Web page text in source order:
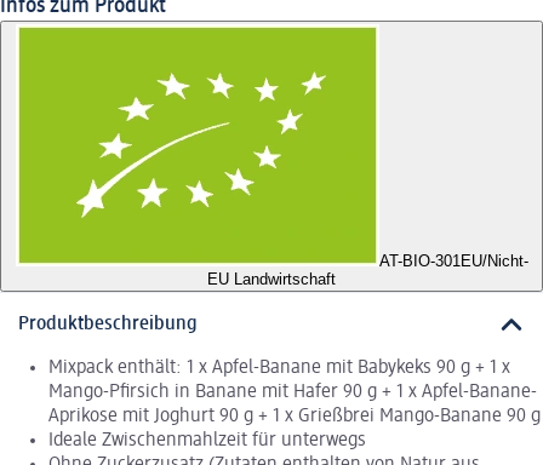
Infos zum Produkt
AT-BIO-301 EU/Nicht-
EU Landwirtschaft
Produktbeschreibung
Mixpack enthält: 1 x Apfel-Banane mit Babykeks 90 g + 1 x
Mango-Pfirsich in Banane mit Hafer 90 g + 1 x Apfel-Banane-
Aprikose mit Joghurt 90 g + 1 x Grießbrei Mango-Banane 90 g
Ideale Zwischenmahlzeit für unterwegs